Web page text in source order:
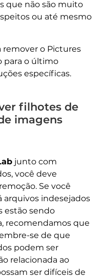
que não são muito
ou até mesmo
remover o Pictures
para o último
específicas.
filhotes de
imagens
junto com
você deve
Se você
arquivos indesejados
estão sendo
recomendamos que
se de que
podem ser
relacionada ao
ser difíceis de